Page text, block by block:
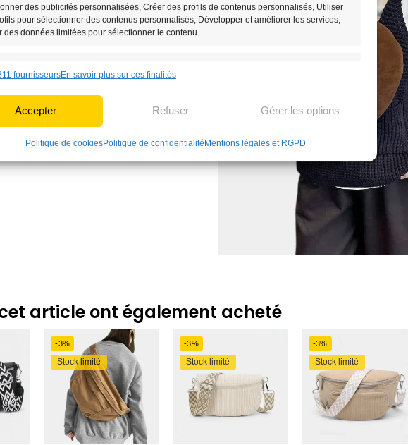
des publicités personnalisées, Créer des profils de contenus personnalisés, Utiliser
pour sélectionner des contenus personnalisés, Développer et améliorer les services,
des données limitées pour sélectionner le contenu.
Relier différents appareils, Identifier les appareils en fonction des
transmises automatiquement.
des données de géolocalisation précises, Identifier les appareils à partir
demandées explicitement.
Toujours activé
fournisseursEn savoir plus sur ces finalités
Accepter Refuser Gérer les options
Politique de cookiesPolitique de confidentialité Mentions légales et RGPD
il accompagne un look urbain,
le détail qui fait la différence.
qui rehausse votre style sans
Femme
article ont également acheté
-3%
Stock limité
-3%
Stock limité
-3%
Stock limité